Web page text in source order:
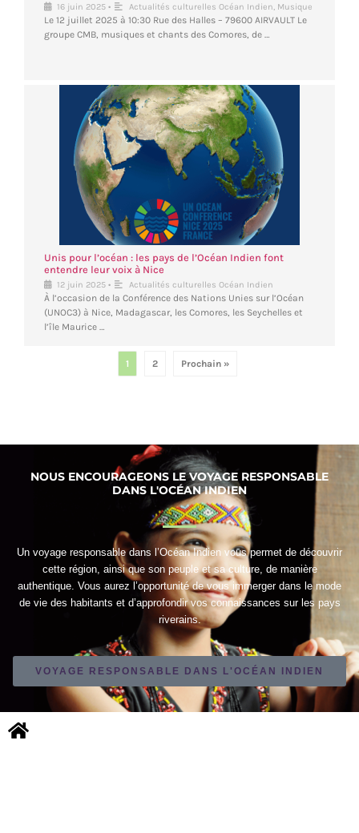
16 juin 2025 • Actualités culturelles Océan Indien, Musique
Le 12 juillet 2025 à 10:30 Rue des Halles – 79600 AIRVAULT Le
groupe CMB, musiques et chants des Comores, de …
Unis pour l’océan : les pays de l’Océan Indien font
entendre leur voix à Nice
12 juin 2025 • Actualités culturelles Océan Indien
À l’occasion de la Conférence des Nations Unies sur l’Océan
(UNOC3) à Nice, Madagascar, les Comores, les Seychelles et
l’île Maurice …
1 2 Prochain »
NOUS ENCOURAGEONS LE VOYAGE RESPONSABLE
DANS L'OCÉAN INDIEN
Un voyage responsable dans l’Océan Indien vous permet de découvrir
cette région, ainsi que son peuple et sa culture, de manière
authentique. Vous aurez l’opportunité de vous immerger dans le mode
de vie des habitants et d’approfondir vos connaissances sur les pays
riverains.
VOYAGE RESPONSABLE DANS L'OCÉAN INDIEN